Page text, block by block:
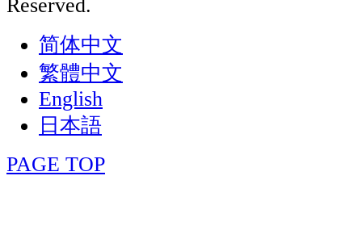
Reserved.
简体中文
繁體中文
English
日本語
PAGE TOP